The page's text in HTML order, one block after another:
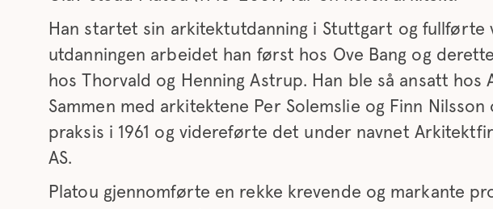
Han startet sin arkitektutdanning i Stuttgart og fullførte
utdanningen arbeidet han først hos Ove Bang og
hos Thorvald og Henning Astrup. Han ble så ansatt hos
Sammen med arkitektene Per Solemslie og Finn
praksis i 1961 og videreførte det under navnet
AS.
Platou gjennomførte en rekke krevende og markante